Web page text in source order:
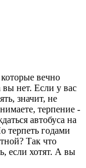
вечно
нет. Если у вас
значит, не
терпение -
автобуса на
терпеть годами
Так что
если хотят. А вы